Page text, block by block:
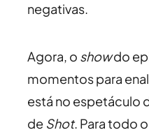
negativas.
Agora, o showdo
momentos para
está no espetáculo
de Shot. Para todo